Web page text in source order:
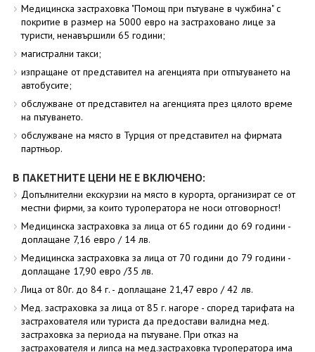
Медицинска застраховка "Помощ при пътуване в чужбина" с
покритие в размер на 5000 евро на застраховано лице за
туристи, ненавършили 65 години;
магистрални такси;
изпращане от представител на агенцията при отпътуването на
автобусите;
обслужване от представител на агенцията през цялото време
на пътуването.
обслужване на място в Турция от представител на фирмата
партньор.
В ПАКЕТНИТЕ ЦЕНИ НЕ Е ВКЛЮЧЕНО:
Допълнителни екскурзии на място в курорта, организират се от
местни фирми, за които туроператора не носи отговорност!
Медицинска застраховка за лица от 65 години до 69 години -
доплащане 7,16 евро / 14 лв.
Медицинска застраховка за лица от 70 години до 79 години -
доплащане 17,90 евро /35 лв.
Лица от 80г. до 84 г. - доплащане 21,47 евро / 42 лв.
Мед. застраховка за лица от 85 г. нагоре - според тарифата на
застрахователя или туриста да предостави валидна мед.
застраховка за периода на пътуване. При отказ на
застрахователя и липса на мед.застраховка туроператора има